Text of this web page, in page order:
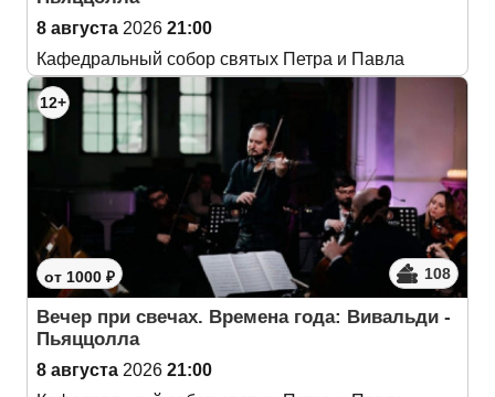
8 августа 2026 21:00
Кафедральный собор святых Петра и Павла
12+
от 1000 ₽ 108
Вечер при свечах. Времена года: Вивальди -
Пьяццолла
8 августа 2026 21:00